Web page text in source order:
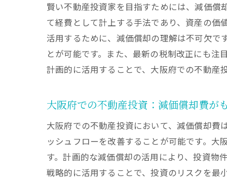
減
賢い不動産投資家を目指すためには、減価
て経費として計上する手法であり、資産の
活用するために、減価償却の理解は不可欠
とが可能です。また、最新の税制改正にも
計画的に活用することで、大阪府での不動産
大阪府での不動産投資：減価償却費が
大阪府での不動産投資において、減価償却費
ッシュフローを改善することが可能です。
す。計画的な減価償却の活用により、投資物
戦略的に活用することで、投資のリスクを最